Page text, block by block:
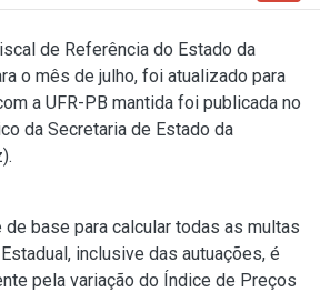
de Referência do Estado da
o mês de julho, foi atualizado para
a UFR-PB mantida foi publicada no
da Secretaria de Estado da
de base para calcular todas as multas
inclusive das autuações, é
pela variação do Índice de Preços